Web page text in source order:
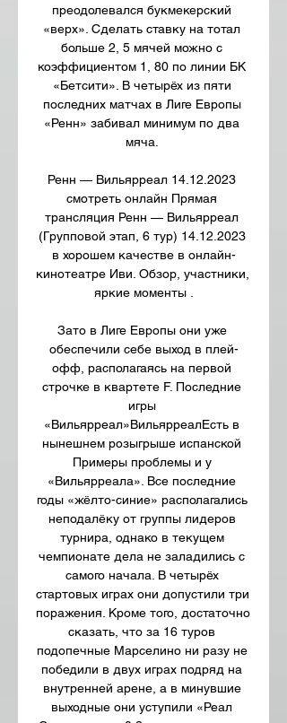
преодолевался букмекерский
«верх». Сделать ставку на тотал
больше 2, 5 мячей можно с
коэффициентом 1, 80 по линии БК
«Бетсити». В четырёх из пяти
последних матчах в Лиге Европы
«Ренн» забивал минимум по два
мяча.
Ренн — Вильярреал 14.12.2023
смотреть онлайн Прямая
трансляция Ренн — Вильярреал
(Групповой этап, 6 тур) 14.12.2023
в хорошем качестве в онлайн-
кинотеатре Иви. Обзор, участники,
яркие моменты .
Зато в Лиге Европы они уже
обеспечили себе выход в плей-
офф, располагаясь на первой
строчке в квартете F. Последние
игры
«Вильярреал»ВильярреалЕсть в
нынешнем розыгрыше испанской
Примеры проблемы и у
«Вильярреала». Все последние
годы «жёлто-синие» располагались
неподалёку от группы лидеров
турнира, однако в текущем
чемпионате дела не заладились с
самого начала. В четырёх
стартовых играх они допустили три
поражения. Кроме того, достаточно
сказать, что за 16 туров
подопечные Марселино ни разу не
победили в двух играх подряд на
внутренней арене, а в минувшие
выходные они уступили «Реал